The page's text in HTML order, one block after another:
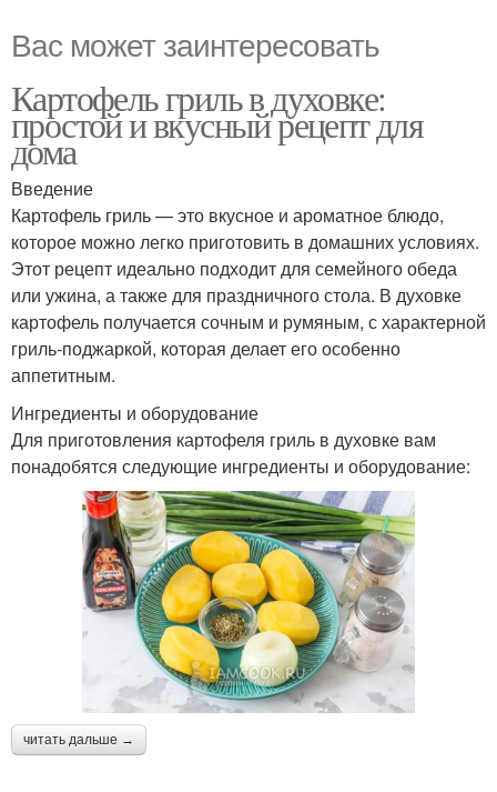
Вас может заинтересовать
Картофель гриль в духовке:
простой и вкусный рецепт для
дома
Введение
Картофель гриль — это вкусное и ароматное блюдо,
которое можно легко приготовить в домашних условиях.
Этот рецепт идеально подходит для семейного обеда
или ужина, а также для праздничного стола. В духовке
картофель получается сочным и румяным, с характерной
гриль-поджаркой, которая делает его особенно
аппетитным.
Ингредиенты и оборудование
Для приготовления картофеля гриль в духовке вам
понадобятся следующие ингредиенты и оборудование:
читать дальше →